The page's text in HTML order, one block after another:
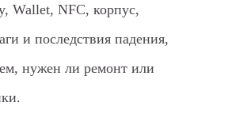
Wallet, NFC, корпус,
и последствия падения,
нужен ли ремонт или